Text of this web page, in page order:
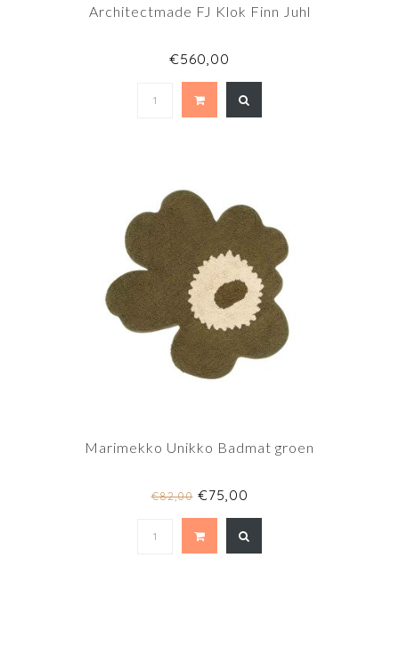
Architectmade FJ Klok Finn Juhl
€560,00
Marimekko Unikko Badmat groen
€82,00€75,00